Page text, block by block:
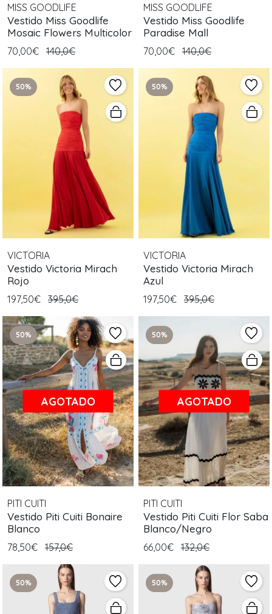
MISS GOODLIFE
Vestido Miss Goodlife
Mosaic Flowers Multicolor
70,00€ 140,0€
MISS GOODLIFE
Vestido Miss Goodlife
Paradise Mall
70,00€ 140,0€
50%
VICTORIA
Vestido Victoria Mirach
Rojo
197,50€ 395,0€
50%
VICTORIA
Vestido Victoria Mirach
Azul
197,50€ 395,0€
50%
AGOTADO
PITI CUITI
Vestido Piti Cuiti Bonaire
Blanco
78,50€ 157,0€
50%
AGOTADO
PITI CUITI
Vestido Piti Cuiti Flor Saba
Blanco/Negro
66,00€ 132,0€
50% 50%